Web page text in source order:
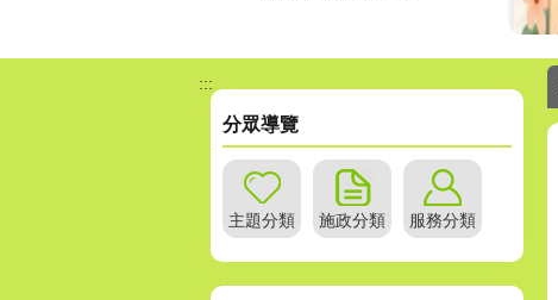
:::
分眾導覽
主題分類 施政分類 服務分類